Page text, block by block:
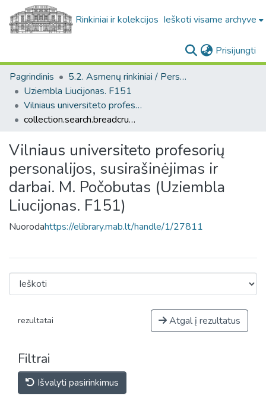
Rinkiniai ir kolekcijos Ieškoti visame archyve
Prisijungti
Pagrindinis
5.2. Asmenų rinkiniai / Personal collections
Uziembla Liucijonas. F151
Vilniaus universiteto profesorių personalijos, susirašinėjimas ir darbai. M. Počobutas (Uziembla Liucijonas. F151)
collection.search.breadcrumbs
Vilniaus universiteto profesorių
personalijos, susirašinėjimas ir
darbai. M. Počobutas (Uziembla
Liucijonas. F151)
Nuorodahttps://elibrary.mab.lt/handle/1/27811
rezultatai Atgal į rezultatus
Filtrai
Išvalyti pasirinkimus